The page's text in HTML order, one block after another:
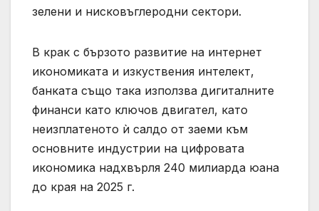
зелени и нисковъглеродни сектори.
В крак с бързото развитие на интернет
икономиката и изкуствения интелект,
банката също така използва дигиталните
финанси като ключов двигател, като
неизплатеното ѝ салдо от заеми към
основните индустрии на цифровата
икономика надхвърля 240 милиарда юана
до края на 2025 г.